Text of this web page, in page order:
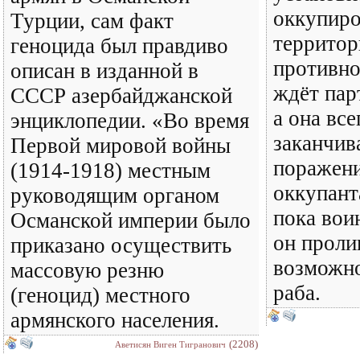
Турции, сам факт
геноцида был правдиво
описан в изданной в
СССР азербайджанской
энциклопедии. «Во время
Первой мировой войны
(1914-1918) местным
руководящим органом
Османской империи было
приказано осуществить
массовую резню
(геноцид) местного
армянского населения.
Аветисян Виген Тигранович (2208)
ждёт
а она
пока
он
раба.